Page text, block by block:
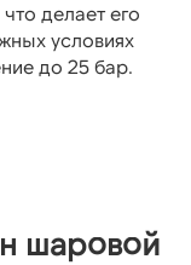
делает его
условиях
до 25 бар.
шаровой